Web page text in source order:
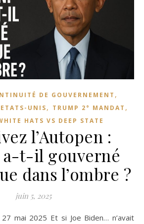
DE GOUVERNEMENT ,
ETATS-UNIS, TRUMP 2° MANDAT ,
HATS VS DEEP STATE
l’Autopen :
a-t-il gouverné
dans l’ombre ?
juin 5, 2025